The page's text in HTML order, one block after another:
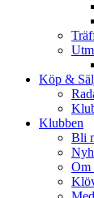
Köp &
Klubben
Bli
Om